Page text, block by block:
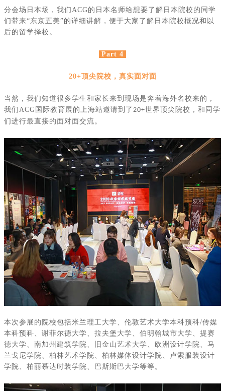
分会场日本场，我们 ACG的日本名师给想要了解日本院校的同学
们带来“东京五美”的详细讲解，便于大家了解日本院校概况和以
后的留学择校。
Part 4
20+顶尖院校，真实面对面
当然，我们知道很多学生和家长来到现场是奔着海外名校来的，
我们 ACG 国际教育展的上海站邀请到了 20+世界顶尖院校，和同学
们进行最直接的面对面交流。
本次参展的院校包括米兰理工大学、伦敦艺术大学本科预科/传媒
本科预科、谢菲尔德大学、拉夫堡大学、伯明翰城市大学、提赛
德大学、南加州建筑学院、旧金山艺术大学、欧洲设计学院、马
兰戈尼学院、柏林艺术学院、柏林媒体设计学院、卢索服装设计
学院、柏丽慕达时装学院、巴斯斯巴大学等等。